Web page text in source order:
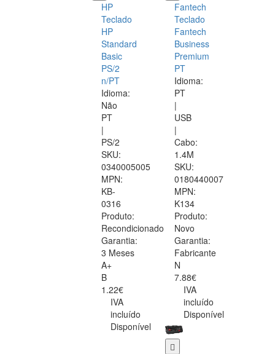
HP
Teclado
HP
Standard
Basic
PS/2
n/PT
Idioma:
Não
PT
|
PS/2
SKU:
0340005005
MPN:
KB-
0316
Produto:
Recondicionado
Garantia:
3 Meses
A+
B
1.22€
IVA
incluído
Disponível
Fantech
Teclado
Fantech
Business
Premium
PT
Idioma:
PT
|
USB
|
Cabo:
1.4M
SKU:
0180440007
MPN:
K134
Produto:
Novo
Garantia:
Fabricante
N
7.88€
IVA
incluído
Disponível